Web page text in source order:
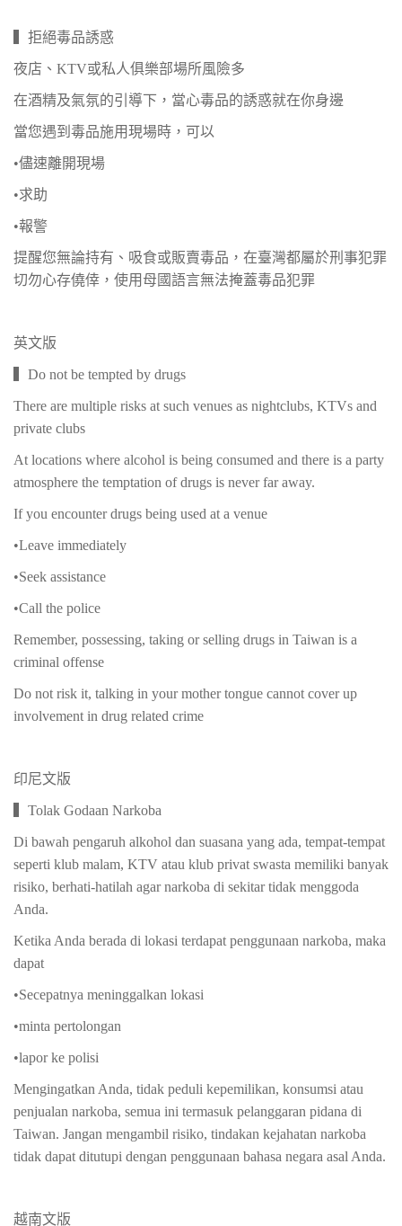
▍拒絕毒品誘惑
夜店、KTV或私人俱樂部場所風險多
在酒精及氣氛的引導下，當心毒品的誘惑就在你身邊
當您遇到毒品施用現場時，可以
•儘速離開現場
•求助
•報警
提醒您無論持有、吸食或販賣毒品，在臺灣都屬於刑事犯罪
切勿心存僥倖，使用母國語言無法掩蓋毒品犯罪
英文版
▍Do not be tempted by drugs
There are multiple risks at such venues as nightclubs, KTVs and
private clubs
At locations where alcohol is being consumed and there is a party
atmosphere the temptation of drugs is never far away.
If you encounter drugs being used at a venue
•Leave immediately
•Seek assistance
•Call the police
Remember, possessing, taking or selling drugs in Taiwan is a
criminal offense
Do not risk it, talking in your mother tongue cannot cover up
involvement in drug related crime
印尼文版
▍Tolak Godaan Narkoba
Di bawah pengaruh alkohol dan suasana yang ada, tempat-tempat
seperti klub malam, KTV atau klub privat swasta memiliki banyak
risiko, berhati-hatilah agar narkoba di sekitar tidak menggoda
Anda.
Ketika Anda berada di lokasi terdapat penggunaan narkoba, maka
dapat
•Secepatnya meninggalkan lokasi
•minta pertolongan
•lapor ke polisi
Mengingatkan Anda, tidak peduli kepemilikan, konsumsi atau
penjualan narkoba, semua ini termasuk pelanggaran pidana di
Taiwan. Jangan mengambil risiko, tindakan kejahatan narkoba
tidak dapat ditutupi dengan penggunaan bahasa negara asal Anda.
越南文版